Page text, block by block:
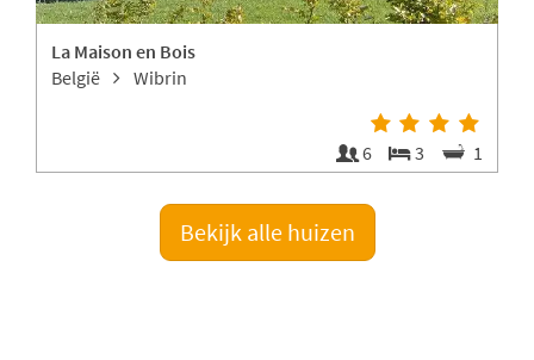
La Maison en Bois
België
Wibrin
6 3 1
Bekijk alle huizen